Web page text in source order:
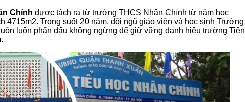
Chính được tách ra từ trường THCS Nhân Chính từ năm học
4715m2. Trong suốt 20 năm, đội ngũ giáo viên và học sinh Trường
luôn phấn đấu không ngừng để giữ vững danh hiệu trường Tiên